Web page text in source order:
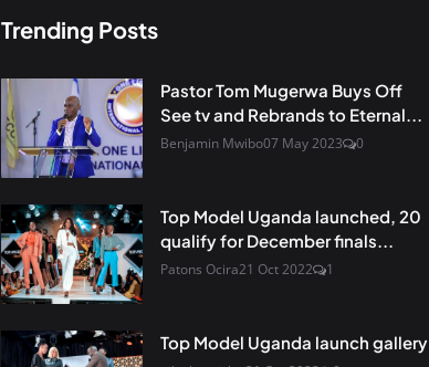
Trending Posts
Pastor Tom Mugerwa Buys Off
See tv and Rebrands to Eternal...
Benjamin Mwibo07 May 2023 0
Top Model Uganda launched, 20
qualify for December finals...
Patons Ocira21 Oct 2022 1
Top Model Uganda launch gallery